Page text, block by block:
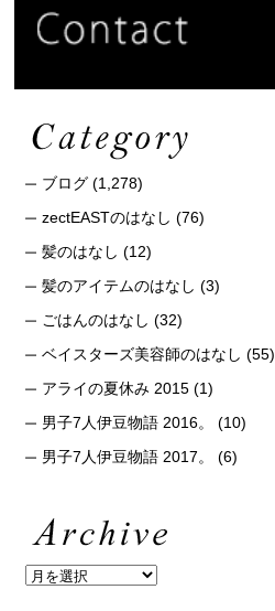
ブログ (1,278)
zectEASTのはなし (76)
髪のはなし (12)
髪のアイテムのはなし (3)
ごはんのはなし (32)
ベイスターズ美容師のはなし (55)
アライの夏休み 2015 (1)
男子7人伊豆物語 2016。
(10)
男子7人伊豆物語 2017。
(6)